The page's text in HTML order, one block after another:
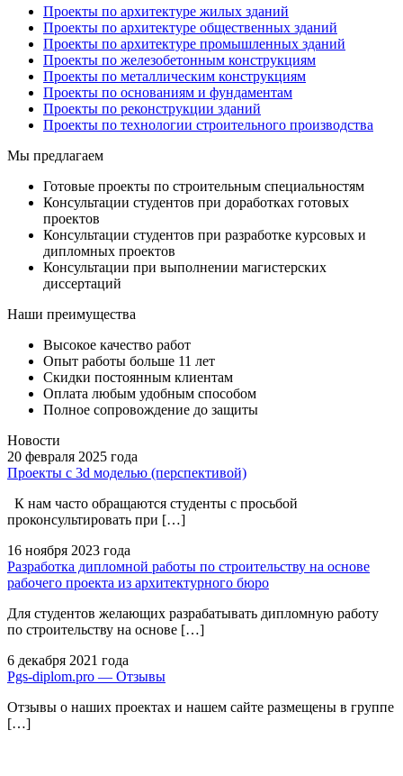
Проекты по архитектуре жилых зданий
Проекты по архитектуре общественных зданий
Проекты по архитектуре промышленных зданий
Проекты по железобетонным конструкциям
Проекты по металлическим конструкциям
Проекты по основаниям и фундаментам
Проекты по реконструкции зданий
Проекты по технологии строительного производства
Мы предлагаем
Готовые проекты по строительным специальностям
Консультации студентов при доработках готовых
проектов
Консультации студентов при разработке курсовых и
дипломных проектов
Консультации при выполнении магистерских
диссертаций
Наши преимущества
Высокое качество работ
Опыт работы больше 11 лет
Скидки постоянным клиентам
Оплата любым удобным способом
Полное сопровождение до защиты
Новости
20 февраля 2025 года
Проекты с 3d моделью (перспективой)
К нам часто обращаются студенты с просьбой
проконсультировать при […]
16 ноября 2023 года
Разработка дипломной работы по строительству на основе
рабочего проекта из архитектурного бюро
Для студентов желающих разрабатывать дипломную работу
по строительству на основе […]
6 декабря 2021 года
Pgs-diplom.pro — Отзывы
Отзывы о наших проектах и нашем сайте размещены в группе
[…]